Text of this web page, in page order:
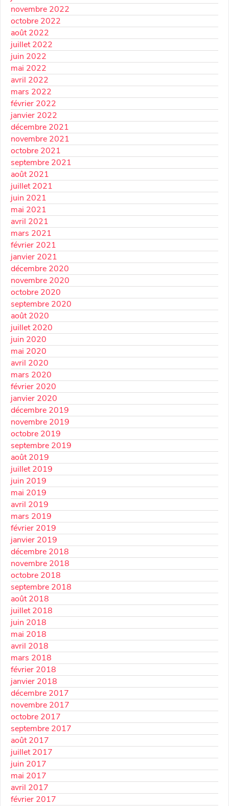
novembre 2022
octobre 2022
août 2022
juillet 2022
juin 2022
mai 2022
avril 2022
mars 2022
février 2022
janvier 2022
décembre 2021
novembre 2021
octobre 2021
septembre 2021
août 2021
juillet 2021
juin 2021
mai 2021
avril 2021
mars 2021
février 2021
janvier 2021
décembre 2020
novembre 2020
octobre 2020
septembre 2020
août 2020
juillet 2020
juin 2020
mai 2020
avril 2020
mars 2020
février 2020
janvier 2020
décembre 2019
novembre 2019
octobre 2019
septembre 2019
août 2019
juillet 2019
juin 2019
mai 2019
avril 2019
mars 2019
février 2019
janvier 2019
décembre 2018
novembre 2018
octobre 2018
septembre 2018
août 2018
juillet 2018
juin 2018
mai 2018
avril 2018
mars 2018
février 2018
janvier 2018
décembre 2017
novembre 2017
octobre 2017
septembre 2017
août 2017
juillet 2017
juin 2017
mai 2017
avril 2017
février 2017